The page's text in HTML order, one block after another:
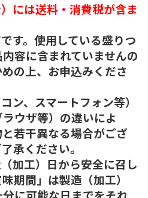
には送料・消費税が含ま
す。使用している盛りつ
容に含まれていませんの
の上、お申込みくださ
ン、スマートフォン等）
ウザ等）の違いによ
若干異なる場合がござ
承ください。
加工）日から安全に召し
期間」は製造（加工）